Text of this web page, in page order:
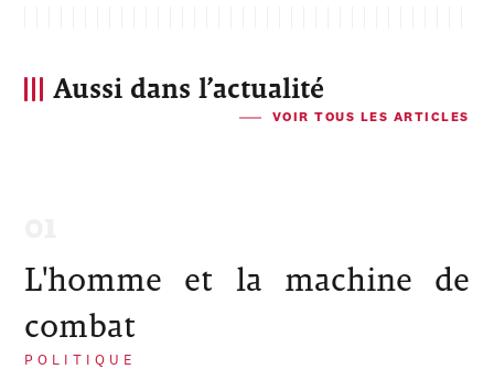
Aussi dans l’actualité
VOIR TOUS LES ARTICLES
L'homme et la machine de
combat
POLITIQUE